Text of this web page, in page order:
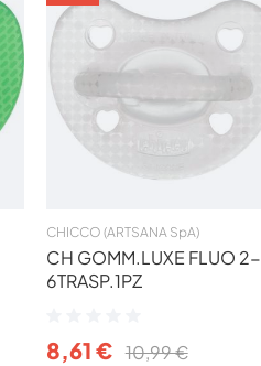
AI
PREFERITI
CHICCO (ARTSANA SpA)
CH GOMM.LUXE FLUO 2-
6TRASP.1PZ
8,61 € 10,99 €